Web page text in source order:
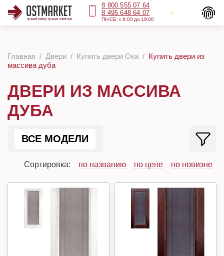
8 800 555 07 64
8 495 648 64 07
ПН-СБ: с 9:00 до 19:00
Главная Двери Купить двери Ока
Купить двери из
массива дуба
ДВЕРИ ИЗ МАССИВА
ДУБА
ВСЕ МОДЕЛИ
Сортировка: по названию по цене по новизне